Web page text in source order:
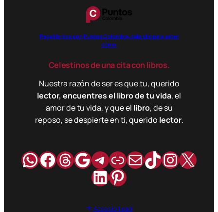
Paga libritos con Puntos Colombia, dale clic para saber
cómo.
Celestinos de una cita con libros.
Nuestra razón de ser es que tu, querido
lector, encuentres el libro de tu vida, el
amor de tu vida, y que el libro, de su
reposo, se despierte en ti, querido lector.
WhatsApp
Facebook
Hilos
Google
Telegram
Enlace
Correo
TikTok
X
LinkedIn
Pinterest
Accesibilidad